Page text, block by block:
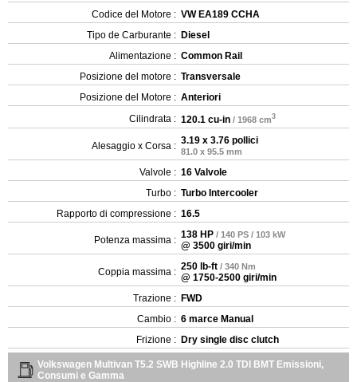
Codice del Motore : VW EA189 CCHA
Tipo de Carburante : Diesel
Alimentazione : Common Rail
Posizione del motore : Transversale
Posizione del Motore : Anteriori
Cilindrata : 120.1 cu-in / 1968 cm3
Alesaggio x Corsa : 3.19 x 3.76 pollici
81.0 x 95.5 mm
Valvole : 16 Valvole
Turbo : Turbo Intercooler
Rapporto di compressione : 16.5
Potenza massima : 138 HP / 140 PS / 103 kW
@ 3500 giri/min
Coppia massima : 250 lb-ft / 340 Nm
@ 1750-2500 giri/min
Trazione : FWD
Cambio : 6 marce Manual
Frizione : Dry single disc clutch
Volkswagen Multivan T5.2 SWB Highline 2.0 TDI BMT Emissioni,
Consumi e Gamma